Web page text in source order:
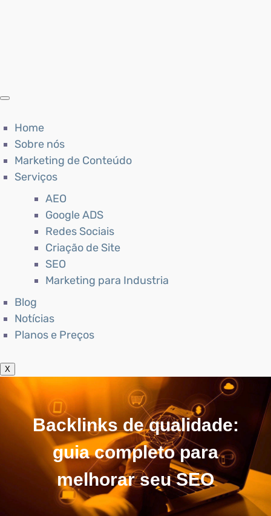
Home
Sobre nós
Marketing de Conteúdo
Serviços
AEO
Google ADS
Redes Sociais
Criação de Site
SEO
Marketing para Industria
Blog
Notícias
Planos e Preços
X
Backlinks de qualidade:
guia completo para
melhorar seu SEO